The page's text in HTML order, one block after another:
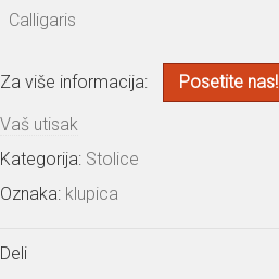
Calligaris
Za više informacija: Posetite nas!
Vaš utisak
Kategorija: Stolice
Oznaka: klupica
Deli